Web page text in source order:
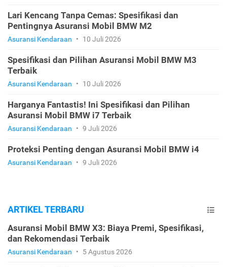
Lari Kencang Tanpa Cemas: Spesifikasi dan
Pentingnya Asuransi Mobil BMW M2
Asuransi Kendaraan • 10 Juli 2026
Spesifikasi dan Pilihan Asuransi Mobil BMW M3
Terbaik
Asuransi Kendaraan • 10 Juli 2026
Harganya Fantastis! Ini Spesifikasi dan Pilihan
Asuransi Mobil BMW i7 Terbaik
Asuransi Kendaraan • 9 Juli 2026
Proteksi Penting dengan Asuransi Mobil BMW i4
Asuransi Kendaraan • 9 Juli 2026
ARTIKEL TERBARU
Asuransi Mobil BMW X3: Biaya Premi, Spesifikasi,
dan Rekomendasi Terbaik
Asuransi Kendaraan • 5 Agustus 2026